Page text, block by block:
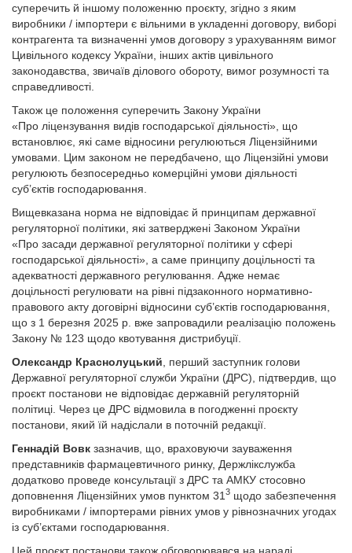
суперечить й іншому положенню проєкту, згідно з яким
виробники / імпортери є вільними в укладенні договору, виборі
контрагента та визначенні умов договору з урахуванням вимог
Цивільного кодексу України, інших актів цивільного
законодавства, звичаїв ділового обороту, вимог розумності та
справедливості.
Також це положення суперечить Закону України
«Про ліцензування видів господарської діяльності», що
встановлює, які саме відносини регулюються Ліцензійними
умовами. Цим законом не передбачено, що Ліцензійні умови
регулюють безпосередньо комерційні умови діяльності
суб’єктів господарювання.
Вищевказана норма не відповідає й принципам державної
регуляторної політики, які затверджені Законом України
«Про засади державної регуляторної політики у сфері
господарської діяльності», а саме принципу доцільності та
адекватності державного регулювання. Адже немає
доцільності регулювати на рівні підзаконного нормативно-
правового акту договірні відносини суб’єктів господарювання,
що з 1 березня 2025 р. вже запровадили реалізацію положень
Закону № 123 щодо квотування дистрибуції.
Олександр Краснолуцький , перший заступник голови
Державної регуляторної служби України (ДРС), підтвердив, що
проєкт постанови не відповідає державній регуляторній
політиці. Через це ДРС відмовила в погодженні проєкту
постанови, який їй надіслали в поточній редакції.
Геннадій Вовк зазначив, що, враховуючи зауваження
представників фармацевтичного ринку, Держлікслужба
додатково проведе консультації з ДРС та АМКУ стосовно
доповнення Ліцензійних умов пунктом 31 3 щодо забезпечення
виробниками / імпортерами рівних умов у рівнозначних угодах
із суб’єктами господарювання.
Цей проєкт постанови також обговорювався на нараді